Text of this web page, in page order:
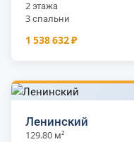
2 этажа
3 спальни
1 538 632 ₽
Ленинский
129.80 м²